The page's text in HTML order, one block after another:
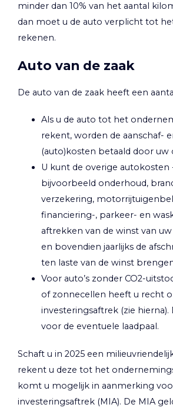
minder dan 10% van het aantal
dan moet u de auto verplicht tot
rekenen.
Auto van de zaak
De auto van de zaak heeft een
Als u de auto tot het
rekent, worden de aanschaf-
(auto)kosten betaald door uw
U kunt de overige autokosten
bijvoorbeeld onderhoud,
verzekering,
financiering-, parkeer- en
aftrekken van de winst van
en bovendien jaarlijks de
ten laste van de winst
Voor auto’s zonder CO2-
of zonnecellen heeft u recht
investeringsaftrek (zie
voor de eventuele laadpaal.
Schaft u in 2025 een
rekent u deze tot het
komt u mogelijk in aanmerking
investeringsaftrek (MIA). De MIA